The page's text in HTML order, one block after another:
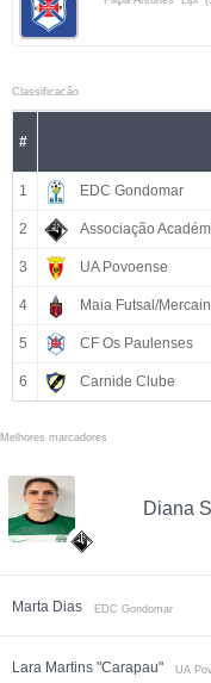
Classificacão
#
1 EDC Gondomar
2 Associação
3 UA Povoense
4 Maia Futsal/
5 CF Os Paulenses
6 Carnide Clube
Melhores marcadores
Diana
Marta Dias EDC Gondomar
Lara Martins "Carapau" UA